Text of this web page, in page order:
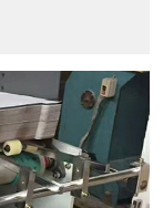
ხაზის
ვ